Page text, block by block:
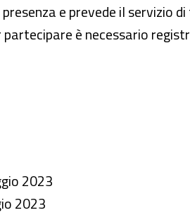
presenza e prevede il
partecipare è necessario
2023
2023